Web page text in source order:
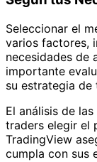
Seleccionar el
varios factores,
necesidades de
importante
su estrategia de
El análisis de
traders elegir el
TradingView
cumpla con sus